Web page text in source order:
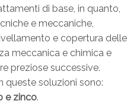
di base, in quanto,
e meccaniche,
e copertura delle
meccanica e chimica e
preziose successive.
queste soluzioni sono:
e zinco.